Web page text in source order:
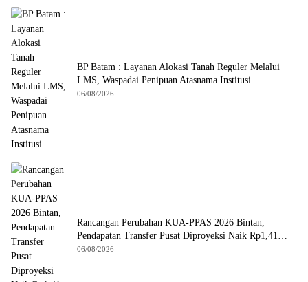
BP Batam : Layanan Alokasi Tanah Reguler Melalui
LMS, Waspadai Penipuan Atasnama Institusi
06/08/2026
Rancangan Perubahan KUA-PPAS 2026 Bintan,
Pendapatan Transfer Pusat Diproyeksi Naik Rp1,41
Miliar
06/08/2026